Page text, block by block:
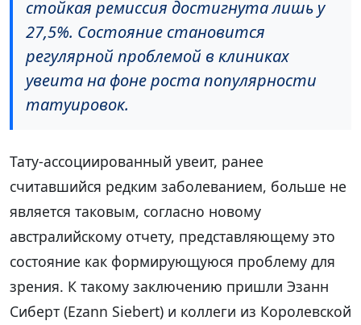
стойкая ремиссия достигнута лишь у
27,5%. Состояние становится
регулярной проблемой в клиниках
увеита на фоне роста популярности
татуировок.
Тату-ассоциированный увеит, ранее
считавшийся редким заболеванием, больше не
является таковым, согласно новому
австралийскому отчету, представляющему это
состояние как формирующуюся проблему для
зрения. К такому заключению пришли Эзанн
Сиберт (Ezann Siebert) и коллеги из Королевской